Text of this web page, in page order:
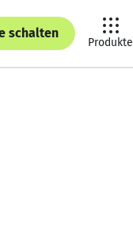
schalten
Produkte